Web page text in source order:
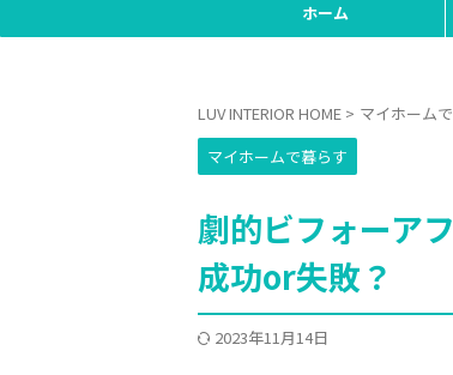
ホーム
LUV INTERIOR HOME > マイホーム
マイホームで暮らす
劇的ビフォーア
成功or失敗？
2023年11月14日